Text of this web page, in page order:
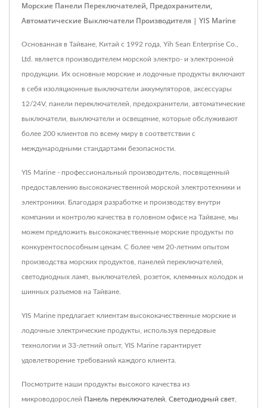
Морские Панели Переключателей, Предохранители,
Автоматические Выключатели Производителя | YIS Marine
Основанная в Тайване, Китай с 1992 года, Yih Sean Enterprise Co.,
Ltd. является производителем морской электро- и электронной
продукции. Их основные морские и лодочные продукты включают
в себя изоляционные выключатели аккумуляторов, аксессуары
12/24V, панели переключателей, предохранители, автоматические
выключатели, выключатели и освещение, которые обслуживают
более 200 клиентов по всему миру в соответствии с
международными стандартами безопасности.
YIS Marine - профессиональный производитель, посвященный
предоставлению высококачественной морской электротехники и
электроники. Благодаря разработке и производству внутри
компании и контролю качества в головном офисе на Тайване, мы
можем предложить высококачественные морские продукты по
конкурентоспособным ценам. С более чем 20-летним опытом
производства морских продуктов, панелей переключателей,
светодиодных ламп, выключателей, розеток, клеммных колодок и
шинных разъемов на Тайване.
YIS Marine предлагает клиентам высококачественные морские и
лодочные электрические продукты, используя передовые
технологии и 33-летний опыт, YIS Marine гарантирует
удовлетворение требований каждого клиента.
Посмотрите наши продукты высокого качества из
микроводорослей Панель переключателей Светодиодный свет